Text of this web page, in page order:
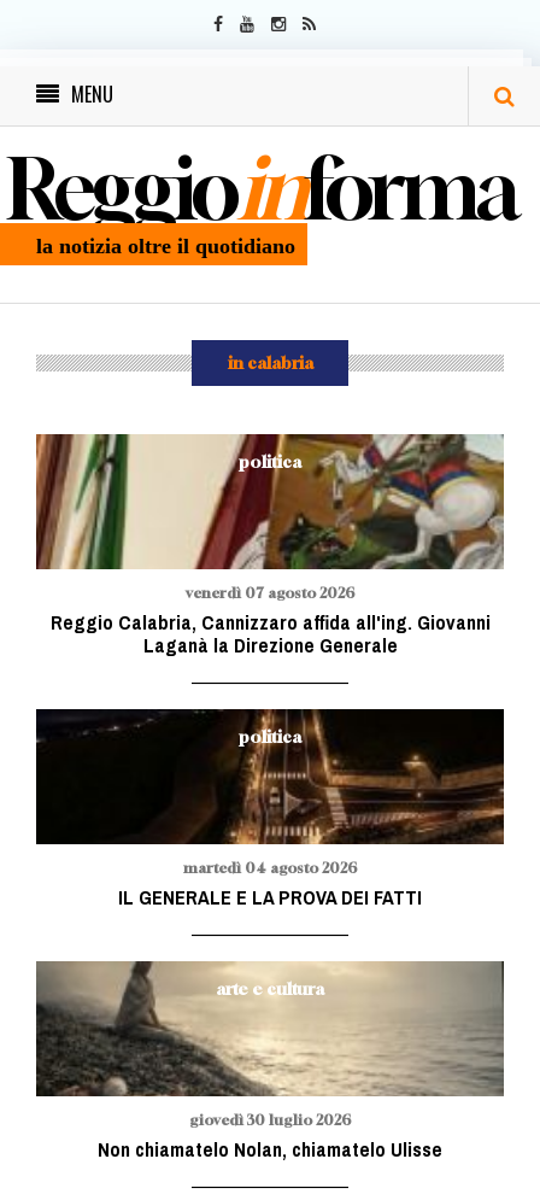
MENU
Reggioinforma
la notizia oltre il quotidiano
in calabria
politica
venerdì 07 agosto 2026
Reggio Calabria, Cannizzaro affida all'ing. Giovanni
Laganà la Direzione Generale
politica
martedì 04 agosto 2026
IL GENERALE E LA PROVA DEI FATTI
arte e cultura
giovedì 30 luglio 2026
Non chiamatelo Nolan, chiamatelo Ulisse